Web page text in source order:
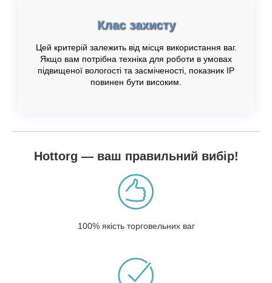
Клас захисту
Цей критерій залежить від місця використання ваг.
Якщо вам потрібна техніка для роботи в умовах
підвищеної вологості та засміченості, показник IP
повинен бути високим.
Hottorg — ваш правильний вибір!
100% якість торговельних ваг